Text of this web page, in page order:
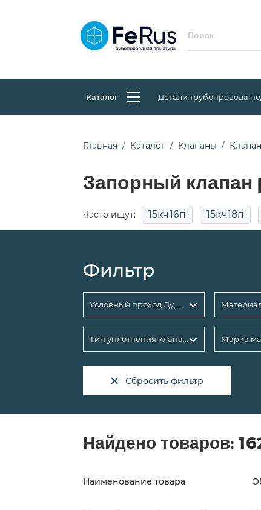
Каталог Детали трубопровода
Главная Каталог Клапаны
Запорный клапан
Часто ищут: 15кч16п 15кч18п
Сильфонные
Фильтр
Марка
Сбросить фильтр
Найдено товаров:
Наименование товара